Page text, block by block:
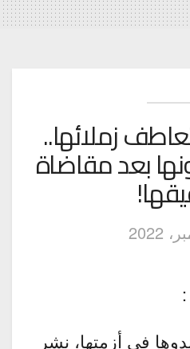
زملائها..
بعد مقاضاة
:
في أزمتها، نشر